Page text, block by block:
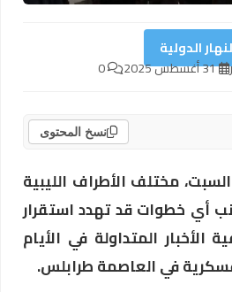
الدولية
31 أغسطس 2025
نسخ المحتوى
السبت، مختلف الأطراف الليبية
أي خطوات قد تهدد استقرار
الأخبار المتداولة في الأيام
في العاصمة طرابلس.